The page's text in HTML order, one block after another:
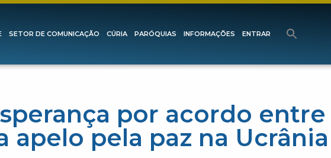
SETOR DE COMUNICAÇÃO CÚRIA PARÓQUIAS INFORMAÇÕES ENTRAR
por acordo entre
apelo pela paz na Ucrânia